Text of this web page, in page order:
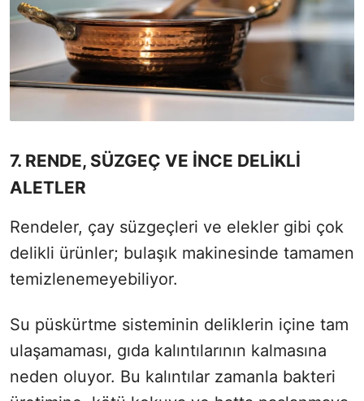
7. RENDE, SÜZGEÇ VE İNCE DELİKLİ
ALETLER
Rendeler, çay süzgeçleri ve elekler gibi çok
delikli ürünler; bulaşık makinesinde tamamen
temizlenemeyebiliyor.
Su püskürtme sisteminin deliklerin içine tam
ulaşamaması, gıda kalıntılarının kalmasına
neden oluyor. Bu kalıntılar zamanla bakteri